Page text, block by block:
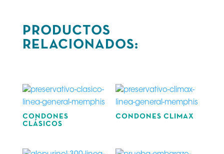
PRODUCTOS
RELACIONADOS:
CONDONES
CLÁSICOS
CONDONES CLIMAX